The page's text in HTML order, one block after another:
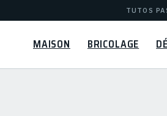
TUTOS
MAISON BRICOLAGE